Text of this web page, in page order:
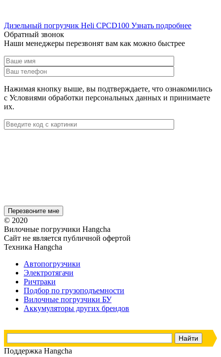
Дизельный погрузчик Heli CPCD100 Узнать подробнее
Обратный звонок
Наши менеджеры перезвонят вам как можно быстрее
Нажимая кнопку выше, вы подтверждаете, что ознакомились
с Условиями обработки персональных данных и принимаете
их.
© 2020
Вилочные погрузчики Hangcha
Сайт не является публичной офертой
Техника Hangcha
Автопогрузчики
Электротягачи
Ричтраки
Подбор по грузоподъемности
Вилочные погрузчики БУ
Аккумуляторы других брендов
Поддержка Hangcha